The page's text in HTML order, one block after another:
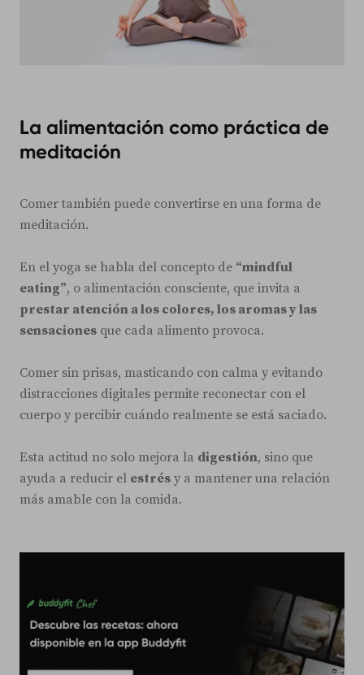
La alimentación como práctica de
meditación
Comer también puede convertirse en una forma de
meditación.
En el yoga se habla del concepto de “mindful
eating”, o alimentación consciente, que invita a
prestar atención a los colores, los aromas y las
sensaciones que cada alimento provoca.
Comer sin prisas, masticando con calma y evitando
distracciones digitales permite reconectar con el
cuerpo y percibir cuándo realmente se está saciado.
Esta actitud no solo mejora la digestión, sino que
ayuda a reducir el estrés y a mantener una relación
más amable con la comida.